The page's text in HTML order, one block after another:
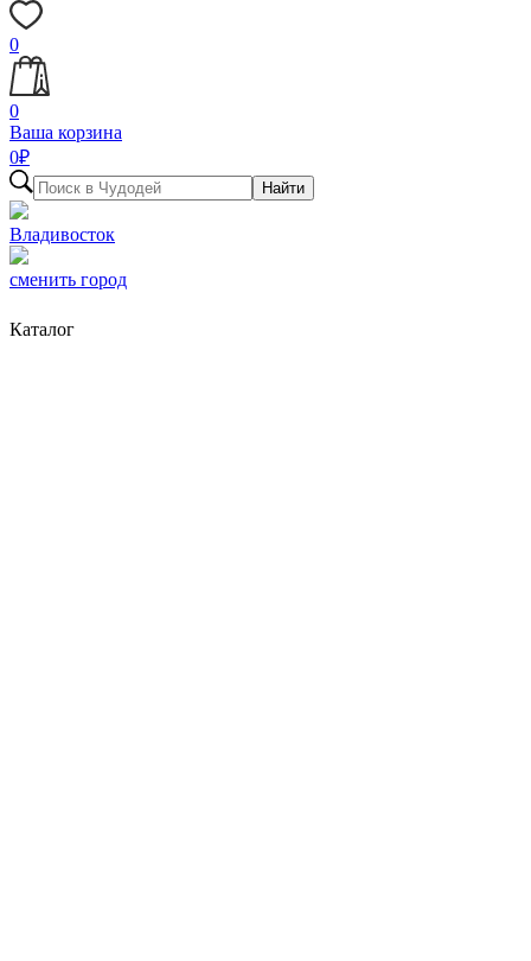
0
0
Ваша корзина
0₽
Найти
Владивосток
сменить город
Каталог